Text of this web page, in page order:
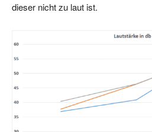
dieser nicht zu laut ist.